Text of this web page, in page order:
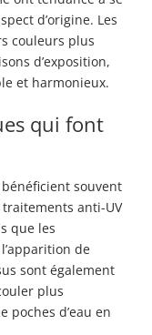
d’origine. Les
couleurs plus
d’exposition,
et harmonieux.
qui font
bénéficient souvent
anti-UV
que les
de
sont également
plus
poches d’eau en